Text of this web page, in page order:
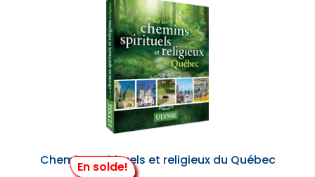
En solde!
Chemins spirituels et religieux du Québec